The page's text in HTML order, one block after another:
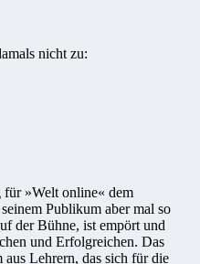
nicht zu:
»Welt online« dem
Publikum aber mal so
der Bühne, ist empört und
und Erfolgreichen. Das
Lehrern, das sich für die